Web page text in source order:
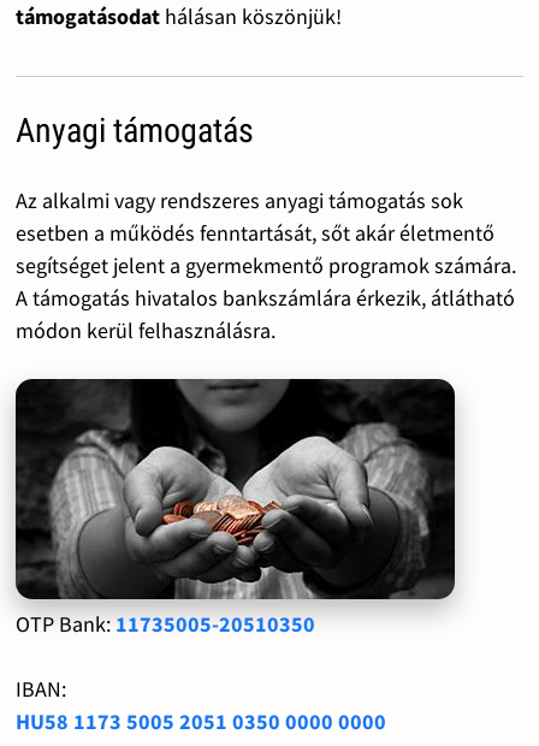
támogatásodat hálásan köszönjük!
Anyagi támogatás
Az alkalmi vagy rendszeres anyagi támogatás sok
esetben a működés fenntartását, sőt akár életmentő
segítséget jelent a gyermekmentő programok számára.
A támogatás hivatalos bankszámlára érkezik, átlátható
módon kerül felhasználásra.
OTP Bank: 11735005-20510350
IBAN:
HU58 1173 5005 2051 0350 0000 0000